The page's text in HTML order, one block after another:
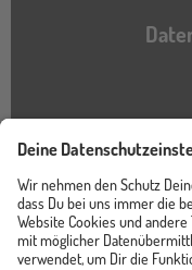
Instagram
TikTok